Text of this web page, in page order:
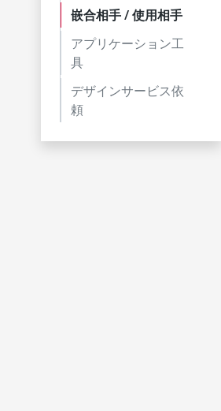
嵌合相手 / 使用相手
アプリケーション工
具
デザインサービス依
頼